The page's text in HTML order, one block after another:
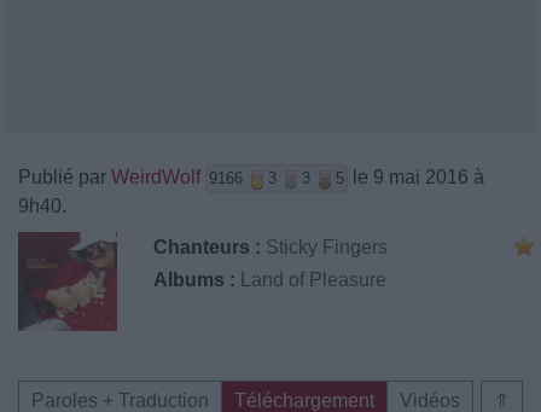
Publié par WeirdWolf 9166 3 3 5
le 9 mai 2016 à
9h40.
Chanteurs : Sticky Fingers
Albums :
Land of Pleasure
⇑
Paroles + Traduction Téléchargement
Vidéos